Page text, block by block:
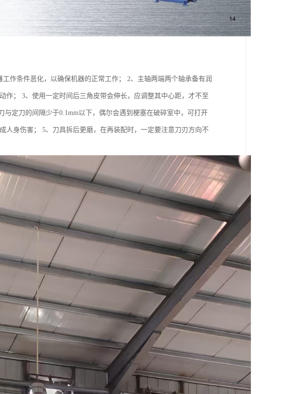
作条件恶化，以确保机器的正常工作； 2、主轴两端两个轴承备有润
作； 3、使用一定时间后三角皮带会伸长，应调整其中心距，才不至
定刀的间隔少于0.1mm以下，偶尔会遇到梗塞在破碎室中，可打开
人身伤害； 5、刀具拆后更磨，在再装配时，一定要注意刀刃方向不